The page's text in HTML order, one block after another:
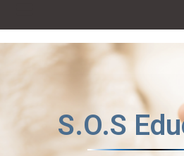
S.O.S